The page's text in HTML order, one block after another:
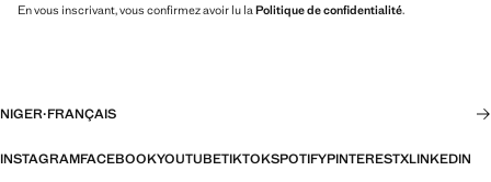
En vous inscrivant, vous confirmez avoir lu la Politique de confidentialité.
NIGER·FRANÇAIS
INSTAGRAMFACEBOOKYOUTUBETIKTOKSPOTIFYPINTERESTXLINKEDIN